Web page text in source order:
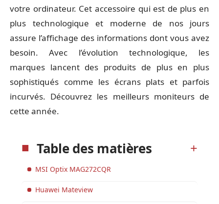
votre ordinateur. Cet accessoire qui est de plus en
plus technologique et moderne de nos jours
assure l’affichage des informations dont vous avez
besoin. Avec l’évolution technologique, les
marques lancent des produits de plus en plus
sophistiqués comme les écrans plats et parfois
incurvés. Découvrez les meilleurs moniteurs de
cette année.
Table des matières
MSI Optix MAG272CQR
Huawei Mateview